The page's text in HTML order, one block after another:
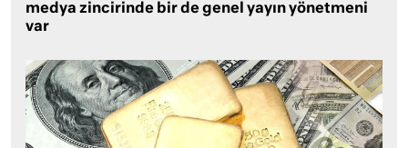
medya zincirinde bir de genel yayın yönetmeni
var